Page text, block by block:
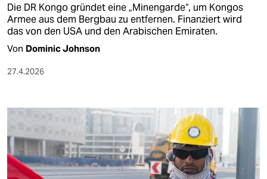
Die DR Kongo gründet eine „Minengarde“, um Kongos
Armee aus dem Bergbau zu entfernen. Finanziert wird
das von den USA und den Arabischen Emiraten.
Von Dominic Johnson
27.4.2026